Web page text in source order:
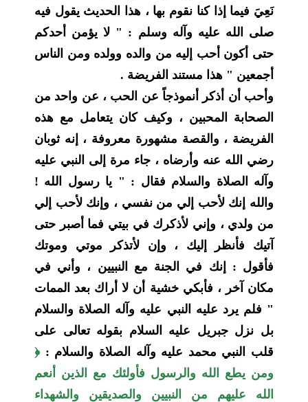
نَعِيَ فيما إذا كنا نقوم بها ، هذا الحديث يقول فيه
صلى الله عليه وآله وسلم : " لا يؤمن أحدكم
حتى أكون أحب إليه من والده وولده ومن الناس
أجمعين " هذا مستند الفريضة .
وأحب أن أذكر أنموذجاً عن الحب ، عن واحد من
الصحابة المحبين ، وكيف كان يتعامل مع هذه
الفريضة ، والقصة مشهورة معروفة ، إنه ثوبان
رضي الله عنه وأرضاه ، جاء مرة إلى النبي عليه
وآله الصلاة والسلام فقال : " يا رسول الله !
والله إنك لأحب إلي من نفسي ، وإنك لأحب إلي
من ولدي ، وإني لأذكرك في بيتي فما أصبر حتى
آتيك فأنظر إليك ، وإن لأتذكر موتي وموتك
فأقول : إنك في الجنة مع النبيين ، وأني في
مكان آخر ، فأبكي خشية أن لا أراك بعد الممات
" فلم يرد عليه النبي عليه وآله الصلاة والسلام
بل نزل جبريل عليه السلام بقوله تعالى على
قلب النبي محمد عليه وآله الصلاة والسلام :﴿
ومن يطع الله والرسول فأولئك مع الذين أنعم
الله عليهم من النبيين والصديقين والشهداء